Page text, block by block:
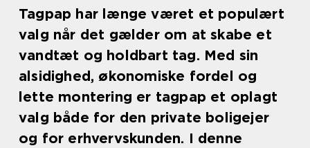
Tagpap har længe været et populært
valg når det gælder om at skabe et
vandtæt og holdbart tag. Med sin
alsidighed, økonomiske fordel og
lette montering er tagpap et oplagt
valg både for den private boligejer
og for erhvervskunden. I denne